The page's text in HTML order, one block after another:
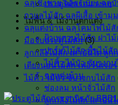
ประตูไม้พร้อมวงกบ
ไม้พื้น & ไม้งานตกแต่ง
ฝ้าเพดานไม้สัก ฝาไ
ปาร์เก้ไม้สัก พื้นไม้สัก
ไม้คิ้ว ไม้บัว ซับวงกบ
ฉลุแต่งบ้าน
ช่องลม หน้าจั่วไม้สัก
ลูกกลึงไม้สัก เสาบัน
ฉลุเชิงชาย ฉลุระเบียง ฉลุ
กาแลไม้สัก ฉลุผีเสื้อ เข้ามุ
ฉลุแต่งบ้าน ฉลุโคมไฟไม้สั
มือจับประตูไม้สัก (3)
ลูกกลึงไม้สัก เสาบันใด ลูก
เตียงนอนไม้สัก เฟอร์นิเจอร์
ไม้คิ้ว ไม้บัว ซับวงกบไม้สัก